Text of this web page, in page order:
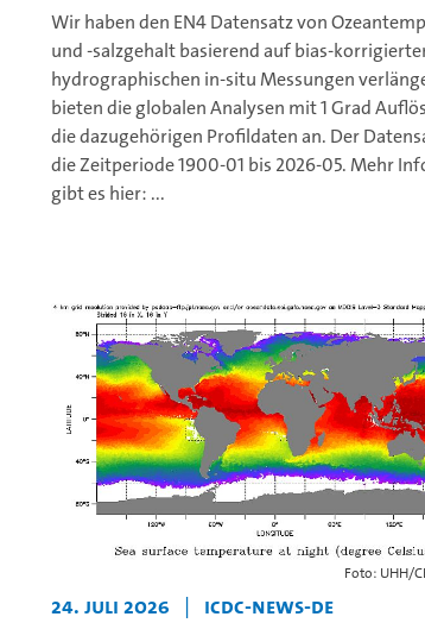
Wir haben den EN4 Datensatz von
und -salzgehalt basierend auf bias-
hydrographischen in-situ Messungen
bieten die globalen Analysen mit 1 Grad
die dazugehörigen Profildaten an. Der
die Zeitperiode 1900-01 bis 2026-05. Mehr
gibt es hier: ...
Foto: UHH/
24. Juli 2026 | icdc-news-de